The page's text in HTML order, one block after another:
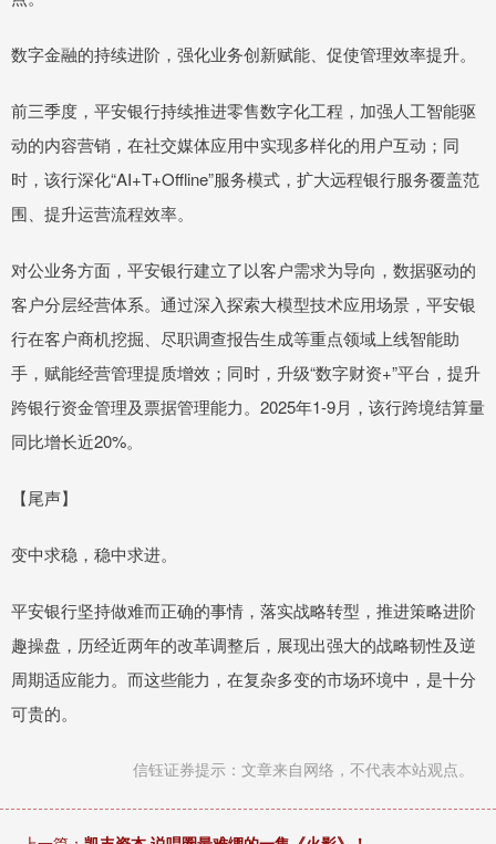
数字金融的持续进阶，强化业务创新赋能、促使管理效率提升。
前三季度，平安银行持续推进零售数字化工程，加强人工智能驱
动的内容营销，在社交媒体应用中实现多样化的用户互动；同
时，该行深化“AI+T+Offline”服务模式，扩大远程银行服务覆盖范
围、提升运营流程效率。
对公业务方面，平安银行建立了以客户需求为导向，数据驱动的
客户分层经营体系。通过深入探索大模型技术应用场景，平安银
行在客户商机挖掘、尽职调查报告生成等重点领域上线智能助
手，赋能经营管理提质增效；同时，升级“数字财资+”平台，提升
跨银行资金管理及票据管理能力。2025年1-9月，该行跨境结算量
同比增长近20%。
【尾声】
变中求稳，稳中求进。
平安银行坚持做难而正确的事情，落实战略转型，推进策略进阶
趣操盘，历经近两年的改革调整后，展现出强大的战略韧性及逆
周期适应能力。而这些能力，在复杂多变的市场环境中，是十分
可贵的。
信钰证券提示：文章来自网络，不代表本站观点。